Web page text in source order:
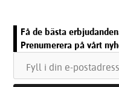
Få de bästa
Prenumerera på vårt